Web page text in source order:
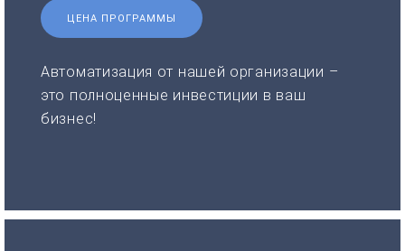
ЦЕНА ПРОГРАММЫ
Автоматизация от нашей организации –
это полноценные инвестиции в ваш
бизнес!